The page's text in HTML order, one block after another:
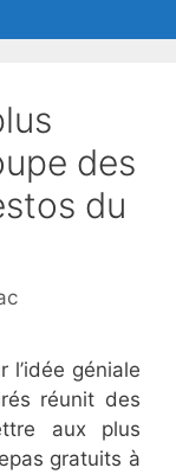
des
du
l’idée géniale
réunit des
aux plus
gratuits à